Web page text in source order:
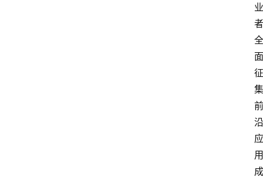
业
者
全
面
征
集
前
沿
应
用
成